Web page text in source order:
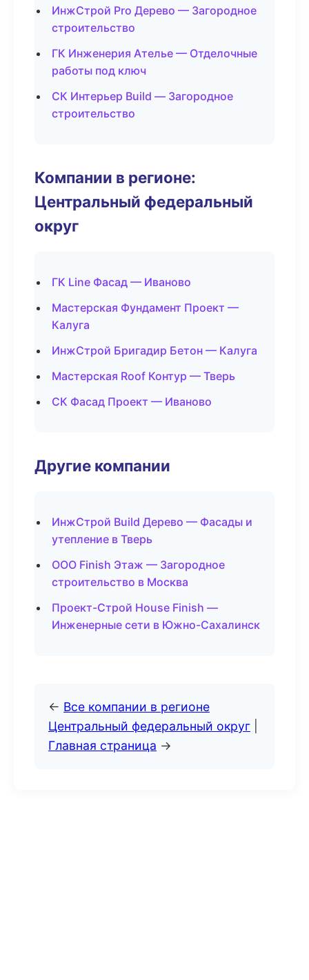
ИнжСтрой Pro Дерево — Загородное
строительство
ГК Инженерия Ателье — Отделочные
работы под ключ
СК Интерьер Build — Загородное
строительство
Компании в регионе:
Центральный федеральный
округ
ГК Line Фасад — Иваново
Мастерская Фундамент Проект —
Калуга
ИнжСтрой Бригадир Бетон — Калуга
Мастерская Roof Контур — Тверь
СК Фасад Проект — Иваново
Другие компании
ИнжСтрой Build Дерево — Фасады и
утепление в Тверь
ООО Finish Этаж — Загородное
строительство в Москва
Проект-Строй House Finish —
Инженерные сети в Южно-Сахалинск
← Все компании в регионе
Центральный федеральный округ
Главная страница →